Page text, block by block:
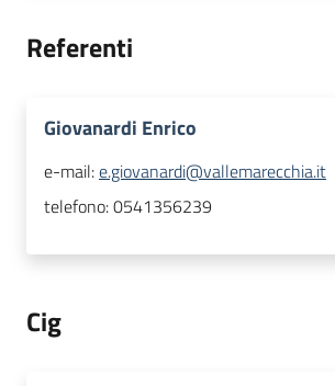
Referenti
Giovanardi Enrico
e-mail:e.giovanardi@vallemarecchia.it
telefono:0541356239
Cig